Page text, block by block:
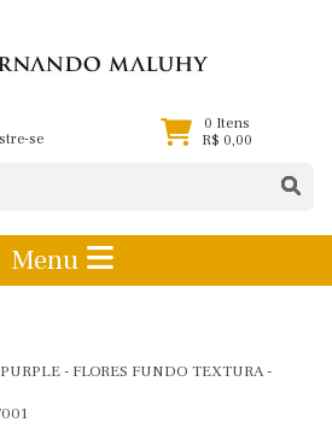
se
0 Itens
R$ 0,00
Menu
- FLORES FUNDO TEXTURA -